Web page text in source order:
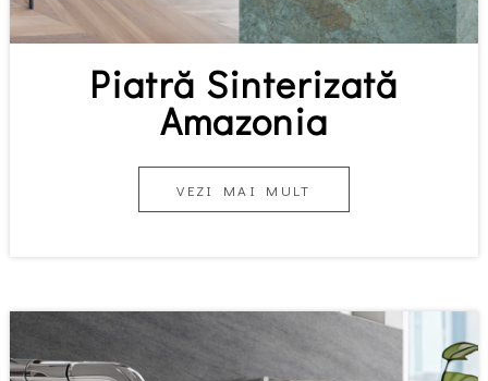
Piatră Sinterizată
Amazonia
VEZI MAI MULT